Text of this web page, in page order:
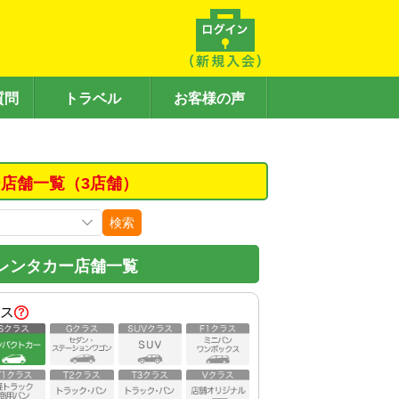
問 トラベル お客様の声
舗一覧（3店舗）
検索
ンタカー店舗一覧